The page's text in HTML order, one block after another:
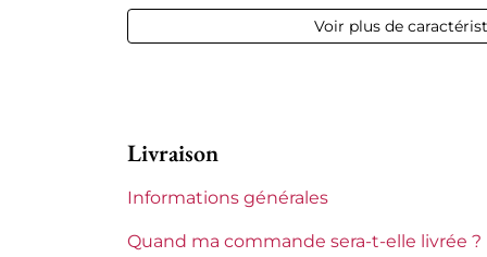
Volume
Niveau
Etiquette
Voir plus de
Livraison
Informations générales
Quand ma commande sera-t-elle livrée ?